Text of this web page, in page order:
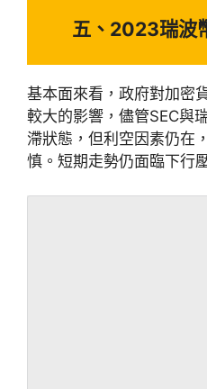
五、2023瑞波
基本面來看，政府對加密
較大的影響，儘管SEC與
滯狀態，但利空因素仍在
慎。短期走勢仍面臨下行